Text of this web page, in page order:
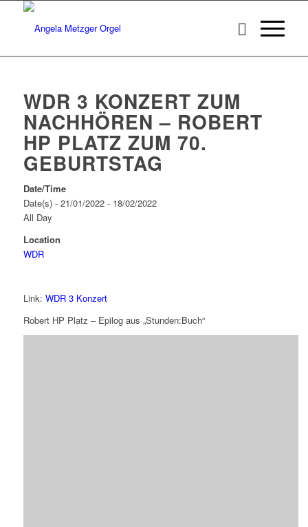
WDR 3 KONZERT ZUM
NACHHÖREN – ROBERT
HP PLATZ ZUM 70.
GEBURTSTAG
Date/Time
Date(s) - 21/01/2022 - 18/02/2022
All Day
Location
WDR
Link: WDR 3 Konzert
Robert HP Platz – Epilog aus „Stunden:Buch“